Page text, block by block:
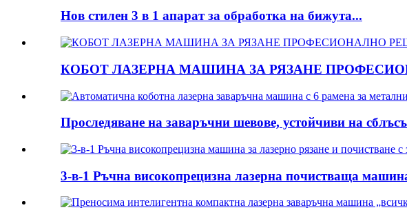
Нов стилен 3 в 1 апарат за обработка на бижута...
КОБОТ ЛАЗЕРНА МАШИНА ЗА РЯЗАНЕ
Проследяване на заваръчни шевове, устойчиви на
3-в-1 Ръчна високопрецизна лазерна почистваща